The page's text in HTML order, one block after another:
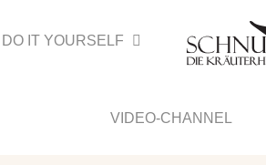
DO IT YOURSELF
VIDEO-CHANNEL